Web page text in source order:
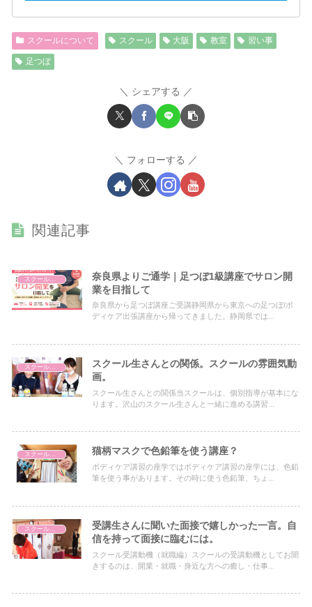
スクールについて スクール 大阪 教室 習い事
足つぼ
シェアする
フォローする
関連記事
スクールについて
奈良県よりご通学｜足つぼ1級講座でサロン開
業を目指して
奈良県から足つぼ講座ご受講静岡県から東京への足つぼ/ボ
ディケア出張講座から帰ってきました。静岡県では...
スクール生さんとの関係。スクールの雰囲気動
画。
スクール生さんとの関係当スクールは、個別指導が基本にな
ります。沢山のスクール生さんと一緒に進める講習...
猫柄マスクで色鉛筆を使う講座？
ボディケア講習の座学ではボディケア講習の座学には、色鉛
筆を使う事があります。その時に使う色鉛筆、ちょ...
受講生さんに聞いた面接で嬉しかった一言。自
信を持って面接に臨むには。
スクール受講動機（就職編）スクールの受講動機としてお聞
きするのは、開業・就職・身近な方への癒し・仕事...